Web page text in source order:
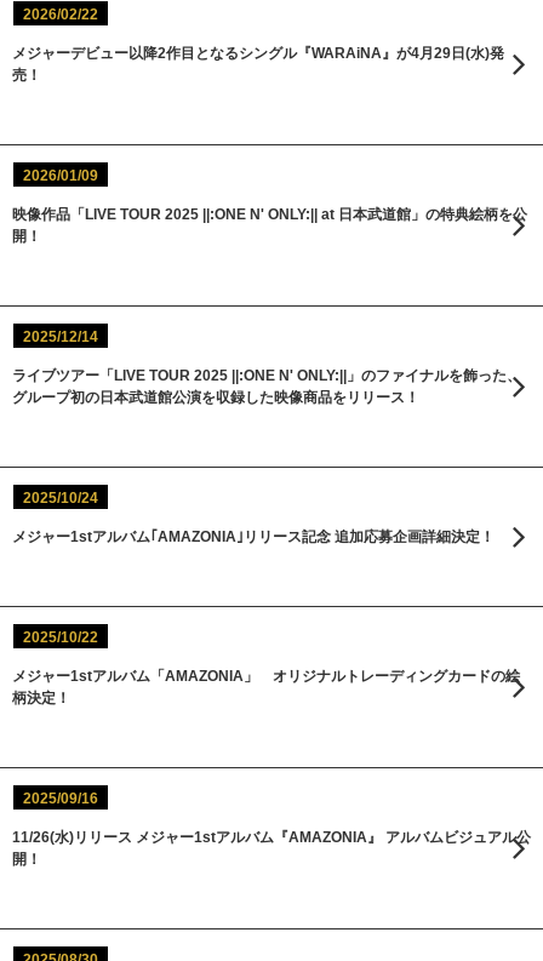
2026/02/22
メジャーデビュー以降2作目となるシングル『WARAiNA』が4月29日(水)発
売！
2026/01/09
映像作品「LIVE TOUR 2025 ||:ONE N' ONLY:|| at 日本武道館」の特典絵柄を公
開！
2025/12/14
ライブツアー「LIVE TOUR 2025 ||:ONE N' ONLY:||」のファイナルを飾った、
グループ初の日本武道館公演を収録した映像商品をリリース！
2025/10/24
メジャー1stアルバム｢AMAZONIA｣リリース記念 追加応募企画詳細決定！
2025/10/22
メジャー1stアルバム「AMAZONIA」 オリジナルトレーディングカードの絵
柄決定！
2025/09/16
11/26(水)リリース メジャー1stアルバム『AMAZONIA』 アルバムビジュアル公
開！